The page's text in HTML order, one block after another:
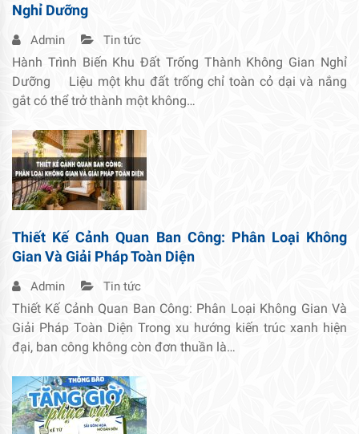
Nghỉ Dưỡng
Admin Tin tức
Hành Trình Biến Khu Đất Trống Thành Không Gian Nghỉ
Dưỡng Liệu một khu đất trống chỉ toàn cỏ dại và nắng
gắt có thể trở thành một không…
Thiết Kế Cảnh Quan Ban Công: Phân Loại Không
Gian Và Giải Pháp Toàn Diện
Admin Tin tức
Thiết Kế Cảnh Quan Ban Công: Phân Loại Không Gian Và
Giải Pháp Toàn Diện Trong xu hướng kiến trúc xanh hiện
đại, ban công không còn đơn thuần là…